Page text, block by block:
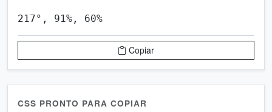
Copiar
CSS PRONTO PARA COPIAR